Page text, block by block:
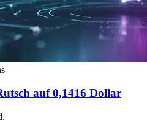
auf 0,1416 Dollar